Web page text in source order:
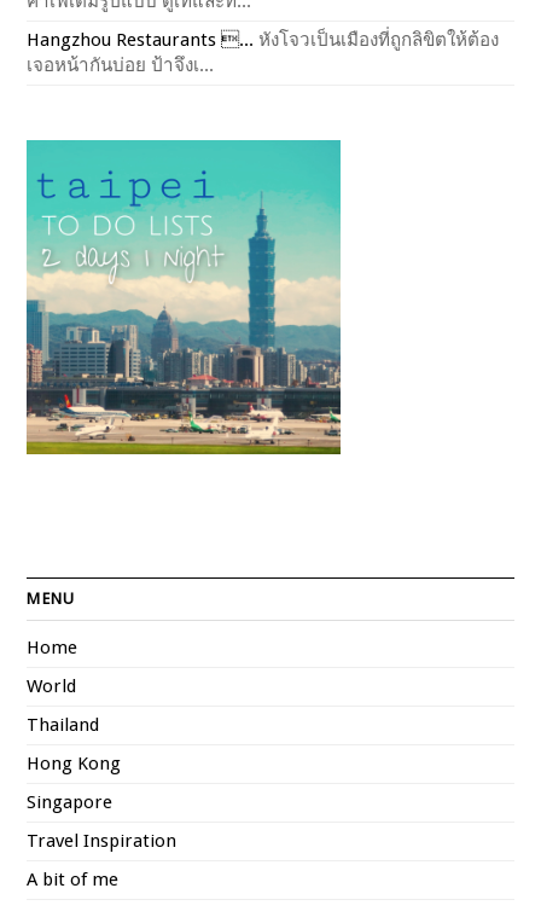
Hangzhou Restaurants ... หังโจวเป็นเมืองที่ถูกลิขิตให้ต้อง
เจอหน้ากันบ่อย ป้าจึงเ...
MENU
Home
World
Thailand
Hong Kong
Singapore
Travel Inspiration
A bit of me